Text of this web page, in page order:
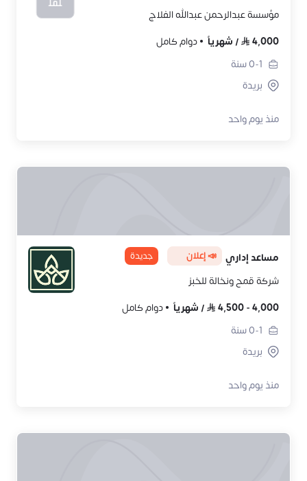
مؤسسة عبدالرحمن عبدالله الفلاج
4,000
/ شهرياً
دوام كامل
0-1سنة
بريدة
منذ يوم واحد
مساعد إداري 📣 إعلان جديدة
شركة قمح ونخالة للخبز
4,000
-
4,500
/ شهرياً
دوام كامل
0-1سنة
بريدة
منذ يوم واحد